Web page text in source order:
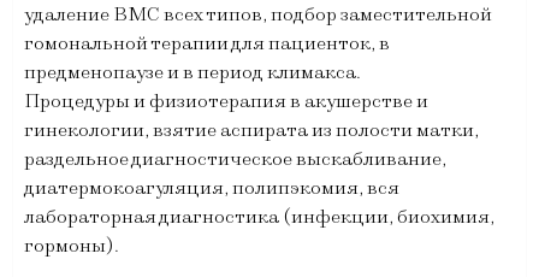
удаление ВМС всех типов, подбор заместительной
гомональной терапии для пациенток, в
предменопаузе и в период климакса.
Процедуры и физиотерапия в акушерстве и
гинекологии, взятие аспирата из полости матки,
раздельное диагностическое выскабливание,
диатермокоагуляция, полипэкомия, вся
лабораторная диагностика (инфекции, биохимия,
гормоны).